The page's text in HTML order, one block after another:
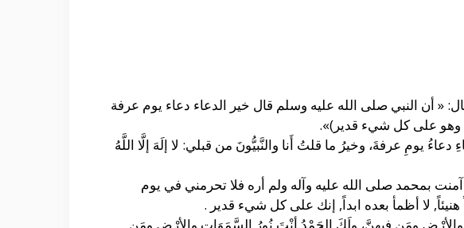
أن النبي صلى الله عليه وسلم قال خير الدعاء دعاء يوم عرفة
وهو على كل شيء قدير)».
يومِ عرفةَ، وخيرُ ما قلتُ أَنا والنَّبيُّونَ من قبلي: لا إلَهَ إلَّا اللَّهُ
بمحمد صلى الله عليه وآله ولم أره فلا تحرمني في يوم
لا أظمأ بعده ابداً, إنك على كل شيء قدير .
ومَن فِيهِنَّ، ولَكَ الحَمْدُ أنْتَ نُورُ السَّمَوَاتِ والأرْضِ ومَن